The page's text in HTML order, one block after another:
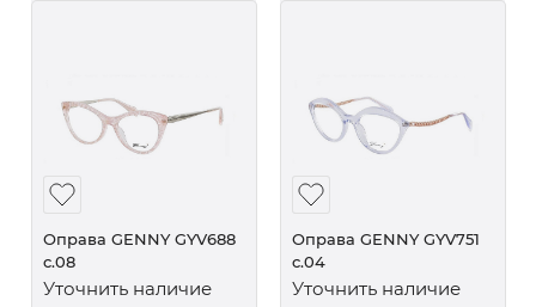
Оправа GENNY GYV688
c.08
Уточнить наличие
Оправа GENNY GYV751
c.04
Уточнить наличие